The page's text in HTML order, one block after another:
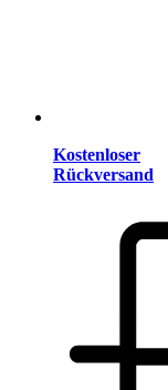
Kostenloser
Rückversand